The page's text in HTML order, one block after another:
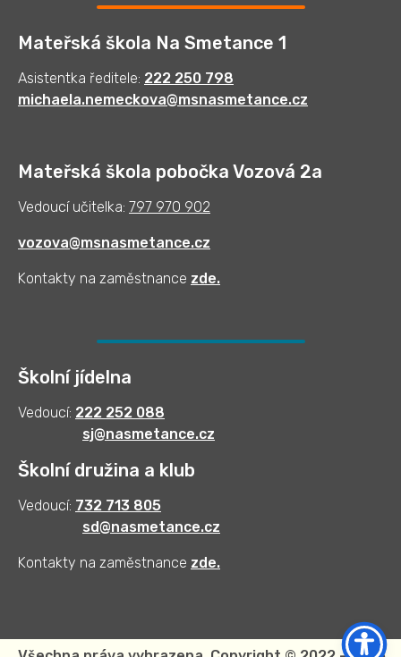
Mateřská škola Na Smetance 1
Asistentka ředitele: 222 250 798
michaela.nemeckova@msnasmetance.cz
Mateřská škola pobočka Vozová 2a
Vedoucí učitelka: 797 970 902
vozova@msnasmetance.cz
Kontakty na zaměstnance zde.
Školní jídelna
Vedoucí: 222 252 088
sj@nasmetance.cz
Školní družina a klub
Vedoucí: 732 713 805
sd@nasmetance.cz
Kontakty na zaměstnance zde.